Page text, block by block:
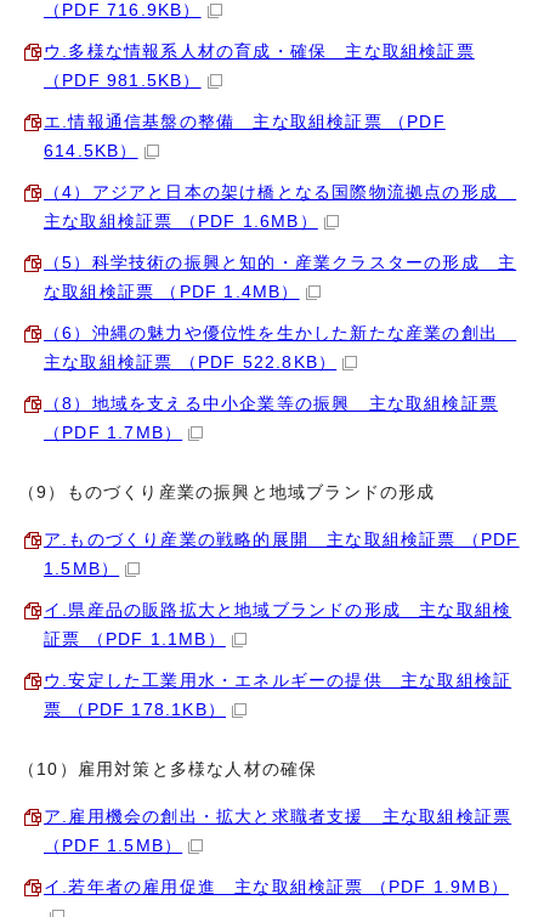
（PDF 716.9KB）
ウ.多様な情報系人材の育成・確保 主な取組検証票
（PDF 981.5KB）
エ.情報通信基盤の整備 主な取組検証票 （PDF
614.5KB）
（4）アジアと日本の架け橋となる国際物流拠点の形成
主な取組検証票 （PDF 1.6MB）
（5）科学技術の振興と知的・産業クラスターの形成 主
な取組検証票 （PDF 1.4MB）
（6）沖縄の魅力や優位性を生かした新たな産業の創出
主な取組検証票 （PDF 522.8KB）
（8）地域を支える中小企業等の振興 主な取組検証票
（PDF 1.7MB）
（9）ものづくり産業の振興と地域ブランドの形成
ア.ものづくり産業の戦略的展開 主な取組検証票 （PDF
1.5MB）
イ.県産品の販路拡大と地域ブランドの形成 主な取組検
証票 （PDF 1.1MB）
ウ.安定した工業用水・エネルギーの提供 主な取組検証
票 （PDF 178.1KB）
（10）雇用対策と多様な人材の確保
ア.雇用機会の創出・拡大と求職者支援 主な取組検証票
（PDF 1.5MB）
イ.若年者の雇用促進 主な取組検証票 （PDF 1.9MB）